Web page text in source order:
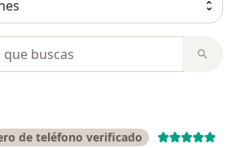
de teléfono verificado